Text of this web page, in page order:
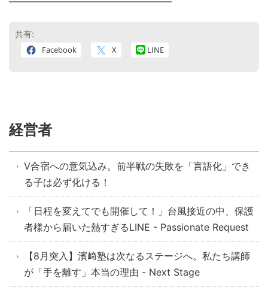
共有:
Facebook X LINE
経営者
V合宿への意気込み。前半戦の失敗を「言語化」でき
る子は必ず化ける！
「日程を変えてでも開催して！」台風接近の中、保護
者様から届いた熱すぎるLINE - Passionate Request
【8月突入】濱﨑塾は次なるステージへ。私たち講師
が「手を離す」本当の理由 - Next Stage